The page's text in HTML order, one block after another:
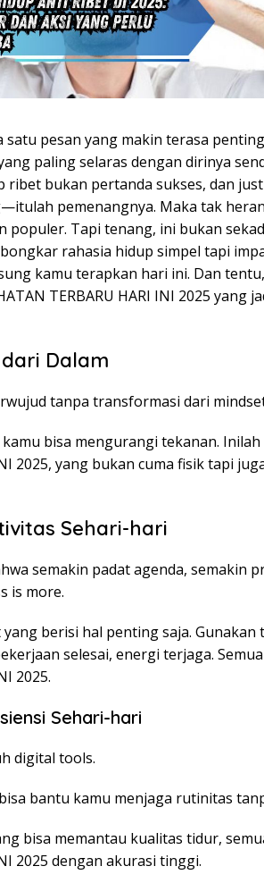
satu pesan yang makin terasa
paling selaras dengan dirinya
ribet bukan pertanda sukses, dan
pemenangnya. Maka tak
populer. Tapi tenang, ini bukan
rahasia hidup simpel tapi
kamu terapkan hari ini. Dan
TERBARU HARI INI 2025 yang
Dalam
tanpa transformasi dari
bisa mengurangi tekanan. Inilah
2025, yang bukan cuma fisik tapi
Sehari-hari
semakin padat agenda, semakin
is more.
berisi hal penting saja.
selesai, energi terjaga.
2025.
Sehari-hari
digital tools.
bantu kamu menjaga rutinitas
bisa memantau kualitas tidur,
2025 dengan akurasi tinggi.